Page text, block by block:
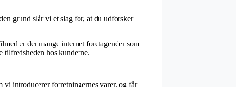
grund slår vi et slag for, at du udforsker
er der mange internet foretagender som
tilfredsheden hos kunderne.
vi introducerer forretningernes varer, og får